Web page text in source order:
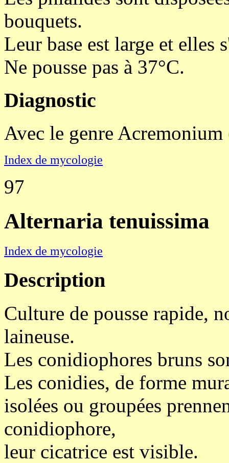
bouquets.
Leur base est large et elles
Ne pousse pas à 37°C.
Diagnostic
Avec le genre
Index de mycologie
97
Alternaria tenuissima
Index de mycologie
Description
Culture de pousse rapide,
laineuse.
Les conidiophores bruns
Les conidies, de forme
isolées ou groupées
conidiophore,
leur cicatrice est visible.